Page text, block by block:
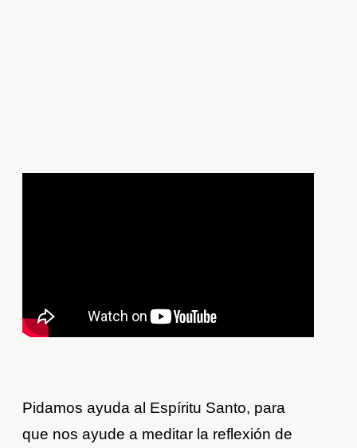
Pidamos ayuda al Espíritu Santo, para
que nos ayude a meditar la reflexión de